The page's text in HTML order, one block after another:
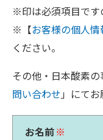
※印は必須項目です
※【お客様の個人
ください。
その他・日本酸素
問い合わせ 」にてお
お名前※